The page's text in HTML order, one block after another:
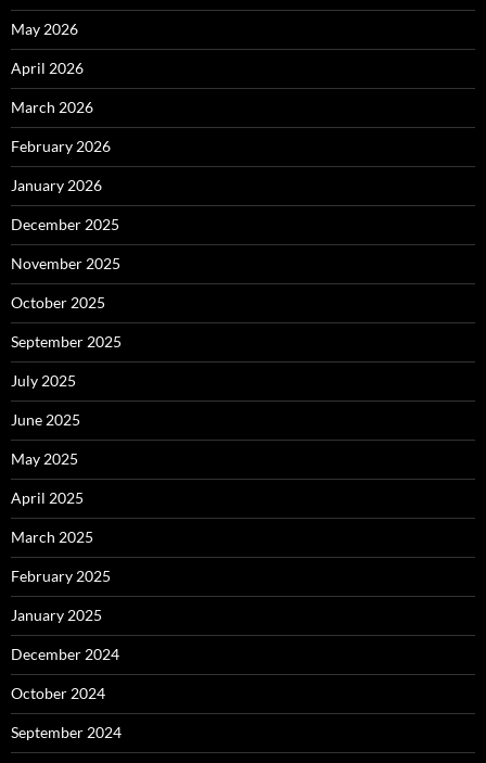
May 2026
April 2026
March 2026
February 2026
January 2026
December 2025
November 2025
October 2025
September 2025
July 2025
June 2025
May 2025
April 2025
March 2025
February 2025
January 2025
December 2024
October 2024
September 2024